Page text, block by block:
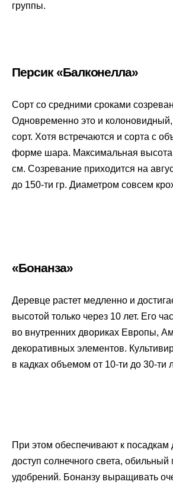
группы.
Персик «Балконелла»
Сорт со средними сроками
Одновременно это и
сорт. Хотя встречаются и сорта с
форме шара. Максимальная высота
см. Созревание приходится на
до 150-ти гр. Диаметром совсем
«Бонанза»
Деревце растет медленно и
высотой только через 10 лет. Его
во внутренних двориках Европы,
декоративных элементов.
в кадках объемом от 10-ти до 30-ти
При этом обеспечивают к посадкам
доступ солнечного света,
удобрений. Бонанзу выращивать